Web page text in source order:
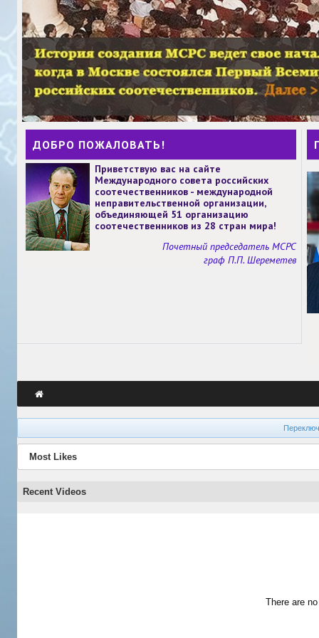
ДОБРО ПОЖАЛОВАТЬ!
Приветствую вас на сайте
Международного совета российских
соотечественников - международной
неправительственной организации,
объединяющей 51 организацию
соотечественников из 28 стран мира!
Почетный председатель МСРС
граф П.П. Шереметев
Most Likes
Recent Videos
There are